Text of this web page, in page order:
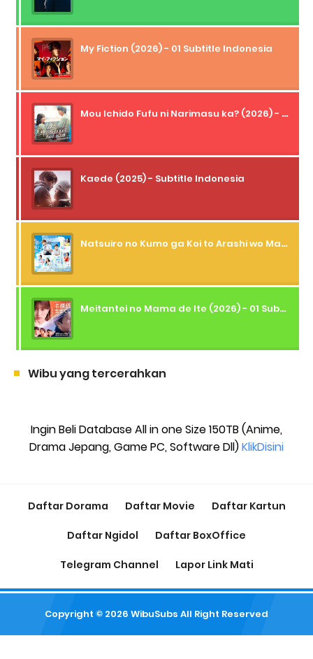
My Fiction (2026) - 01 Subtitle Indonesia
Mou Ichido Fufu ni Narimasu ka? (2026) - 01 Subtitle Indonesia
Kaede (2025) - Subtitle Indonesia
Natsuiro no Kumo ga Koi to Arashi wo Makiokosu (2026) - 01 Subtitle Indonesia
Meitantei no Mama de Ite (2026) - 01 Subtitle Indonesia
Wibu yang tercerahkan
Ingin Beli Database All in one Size 150TB (Anime,
Drama Jepang, Game PC, Software Dll)KlikDisini
Daftar Dorama Daftar Movie Daftar Kartun
Daftar Ngidol Daftar BoxOffice
Telegram Channel Lapor Link Mati
Copyright © 2026 WibuSubs All Right Reserved